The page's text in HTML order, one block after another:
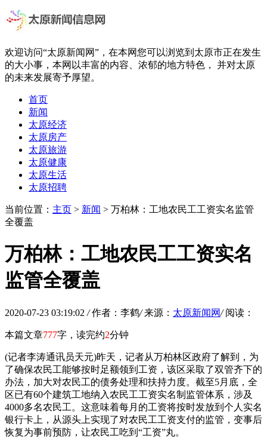
欢迎访问“太原新闻网”，在本网您可以浏览到太原市正在发生
的大小事，本网以丰富的内容、浓郁的地方特色， 并对太原
的未来发展寄予厚望。
首页
新闻
太原经济
太原房产
太原旅游
太原健康
太原生活
太原招聘
当前位置： 主页 > 新闻 > 万柏林：工地农民工工资实名监管
全覆盖
万柏林：工地农民工工资实名
监管全覆盖
2020-07-23 03:19:02 / 作者：李鹤/ 来源： 太原新闻网/ 阅读：
本篇文章777字，读完约2分钟
(记者李涛通讯员天元)昨天，记者从万柏林区政府了解到，为
了确保农民工能够按时足额领到工资，该区采取了双管齐下的
办法，加大对农民工的债务处理和扶持力度。截至5月底，全
区已有60个建筑工地纳入农民工工资实名制监管体系，涉及
4000多名农民工。这意味着每月的工资将按时发放到个人实名
银行卡上，从源头上实现了对农民工工资支付的监管，变事后
恢复为事前预防，让农民工吃到“工资”丸。